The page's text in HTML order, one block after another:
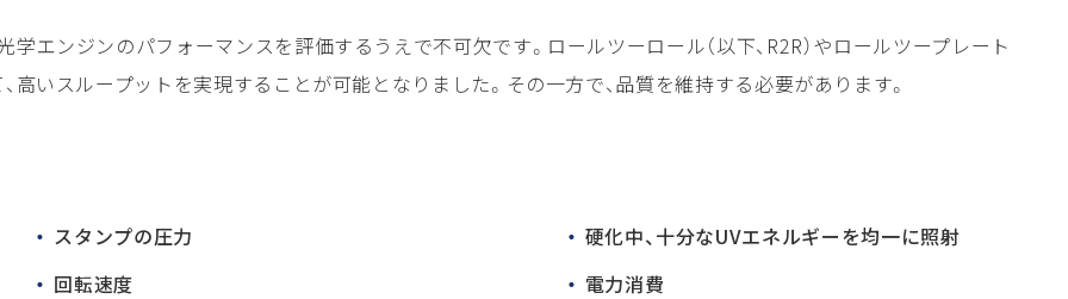
エンジンのパフォーマンスを評価するうえで不可欠です。ロールツーロール（以下、R2R）やロールツープレート
高いスループットを実現することが可能となりました。その一方で、品質を維持する必要があります。
スタンプの圧力
回転速度
硬化中、十分なUVエネルギーを均一に照射
電力消費